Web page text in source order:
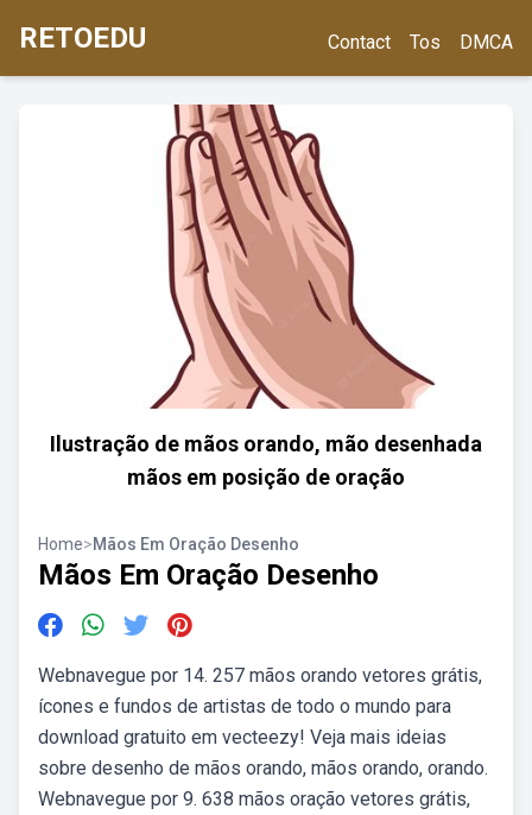
RETOEDU Contact Tos DMCA
Ilustração de mãos orando, mão desenhada
mãos em posição de oração
Home>Mãos Em Oração Desenho
Mãos Em Oração Desenho
Webnavegue por 14. 257 mãos orando vetores grátis,
ícones e fundos de artistas de todo o mundo para
download gratuito em vecteezy! Veja mais ideias
sobre desenho de mãos orando, mãos orando, orando.
Webnavegue por 9. 638 mãos oração vetores grátis,